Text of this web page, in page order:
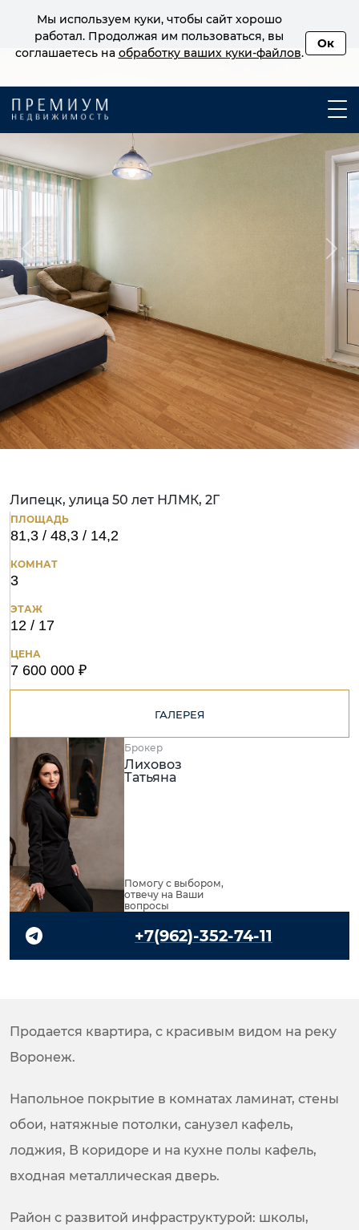
Мы используем куки, чтобы сайт хорошо
работал. Продолжая им пользоваться, вы
соглашаетесь на обработку ваших куки‑файлов.
Ок
Липецк, улица 50 лет НЛМК, 2Г
ПЛОЩАДЬ
81,3 / 48,3 / 14,2
КОМНАТ
3
ЭТАЖ
12 / 17
ЦЕНА
7 600 000 ₽
ГАЛЕРЕЯ
Брокер
Лиховоз
Татьяна
Помогу с выбором,
отвечу на Ваши
вопросы
+7(962)-352-74-11
Продается квартира, с красивым видом на реку
Воронеж.
Напольное покрытие в комнатах ламинат, стены
обои, натяжные потолки, санузел кафель,
лоджия, В коридоре и на кухне полы кафель,
входная металлическая дверь.
Район с развитой инфраструктурой: школы,